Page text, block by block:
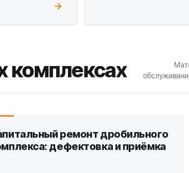
комплексах
ремонт дробильного
дефектовка и приёмка